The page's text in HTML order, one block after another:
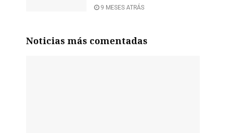
9 MESES ATRÁS
Noticias más comentadas